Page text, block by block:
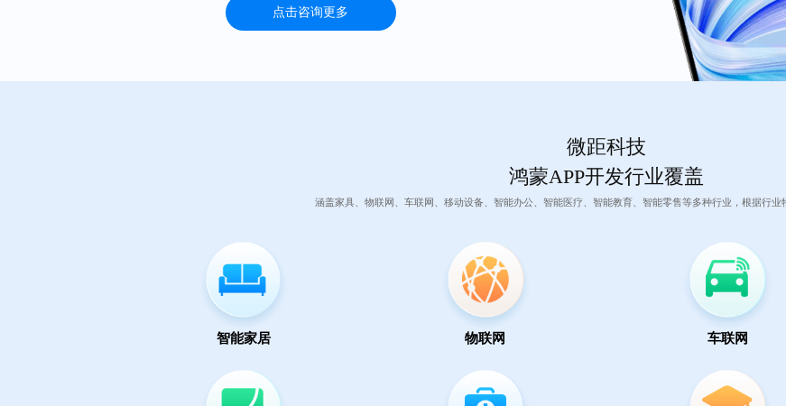
点击咨询更多
微距科技
鸿蒙APP开发行业覆盖
涵盖家具、物联网、车联网、移动设备、智能办公、智能医疗、智能教育、智能零售等多种行业，根据行业
智能家居 物联网 车联网